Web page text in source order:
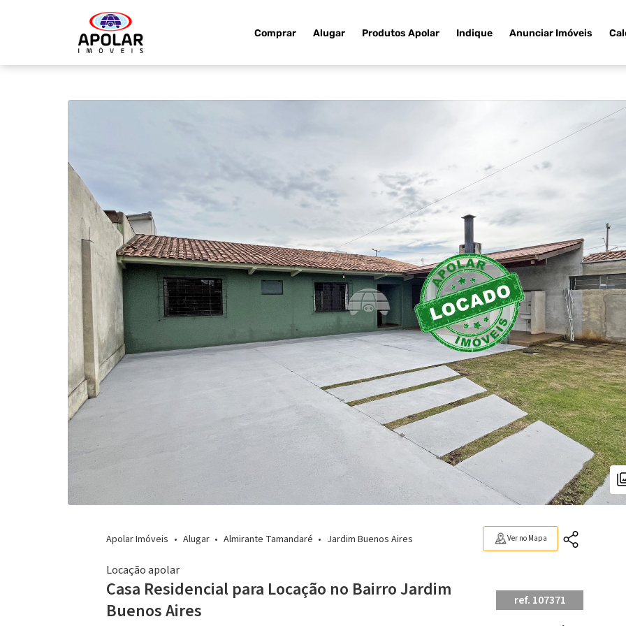
Comprar Alugar Produtos Apolar Indique Anunciar Imóveis
Apolar Imóveis Alugar Almirante Tamandaré Jardim Buenos Aires Ver no Mapa
Locação apolar
Casa Residencial para Locação no Bairro Jardim
Buenos Aires
ref. 107371